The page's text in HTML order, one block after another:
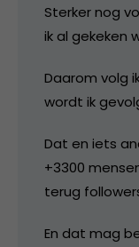
Sterker nog
ik al gekeken
Daarom volg
wordt ik
Dat en iets
+3300
terug
En dat mag